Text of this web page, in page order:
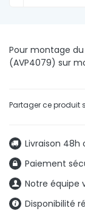
Pour montage
(AVP4079) sur
Livraison
Paiement
Notre équipe
Disponibilité